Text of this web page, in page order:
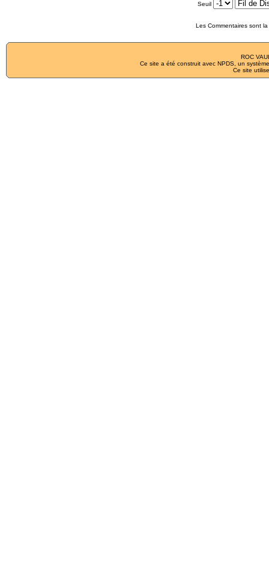
Seuil
Les Commentaires sont
ROC
Ce site a été construit avec NPDS , un
Ce site